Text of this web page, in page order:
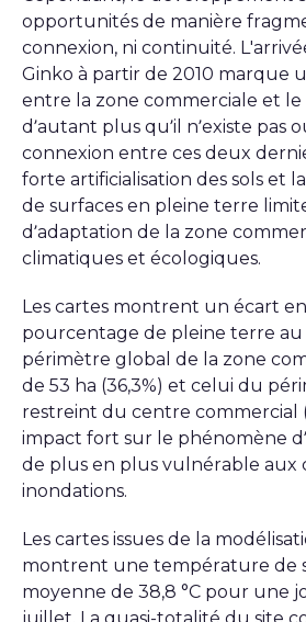
opportunités de manière
connexion, ni continuité.
Ginko à partir de 2010 marque
entre la zone commerciale et le
d’autant plus qu’il n’existe pas
connexion entre ces deux
forte artificialisation des sols et
de surfaces en pleine terre
d’adaptation de la zone
climatiques et écologiques.
Les cartes montrent un écart
pourcentage de pleine terre au
périmètre global de la zone
de 53 ha (36,3%) et celui du
restreint du centre commercial
impact fort sur le phénomène
de plus en plus vulnérable aux
inondations.
Les cartes issues de la
montrent une température de
moyenne de 38,8 °C pour une